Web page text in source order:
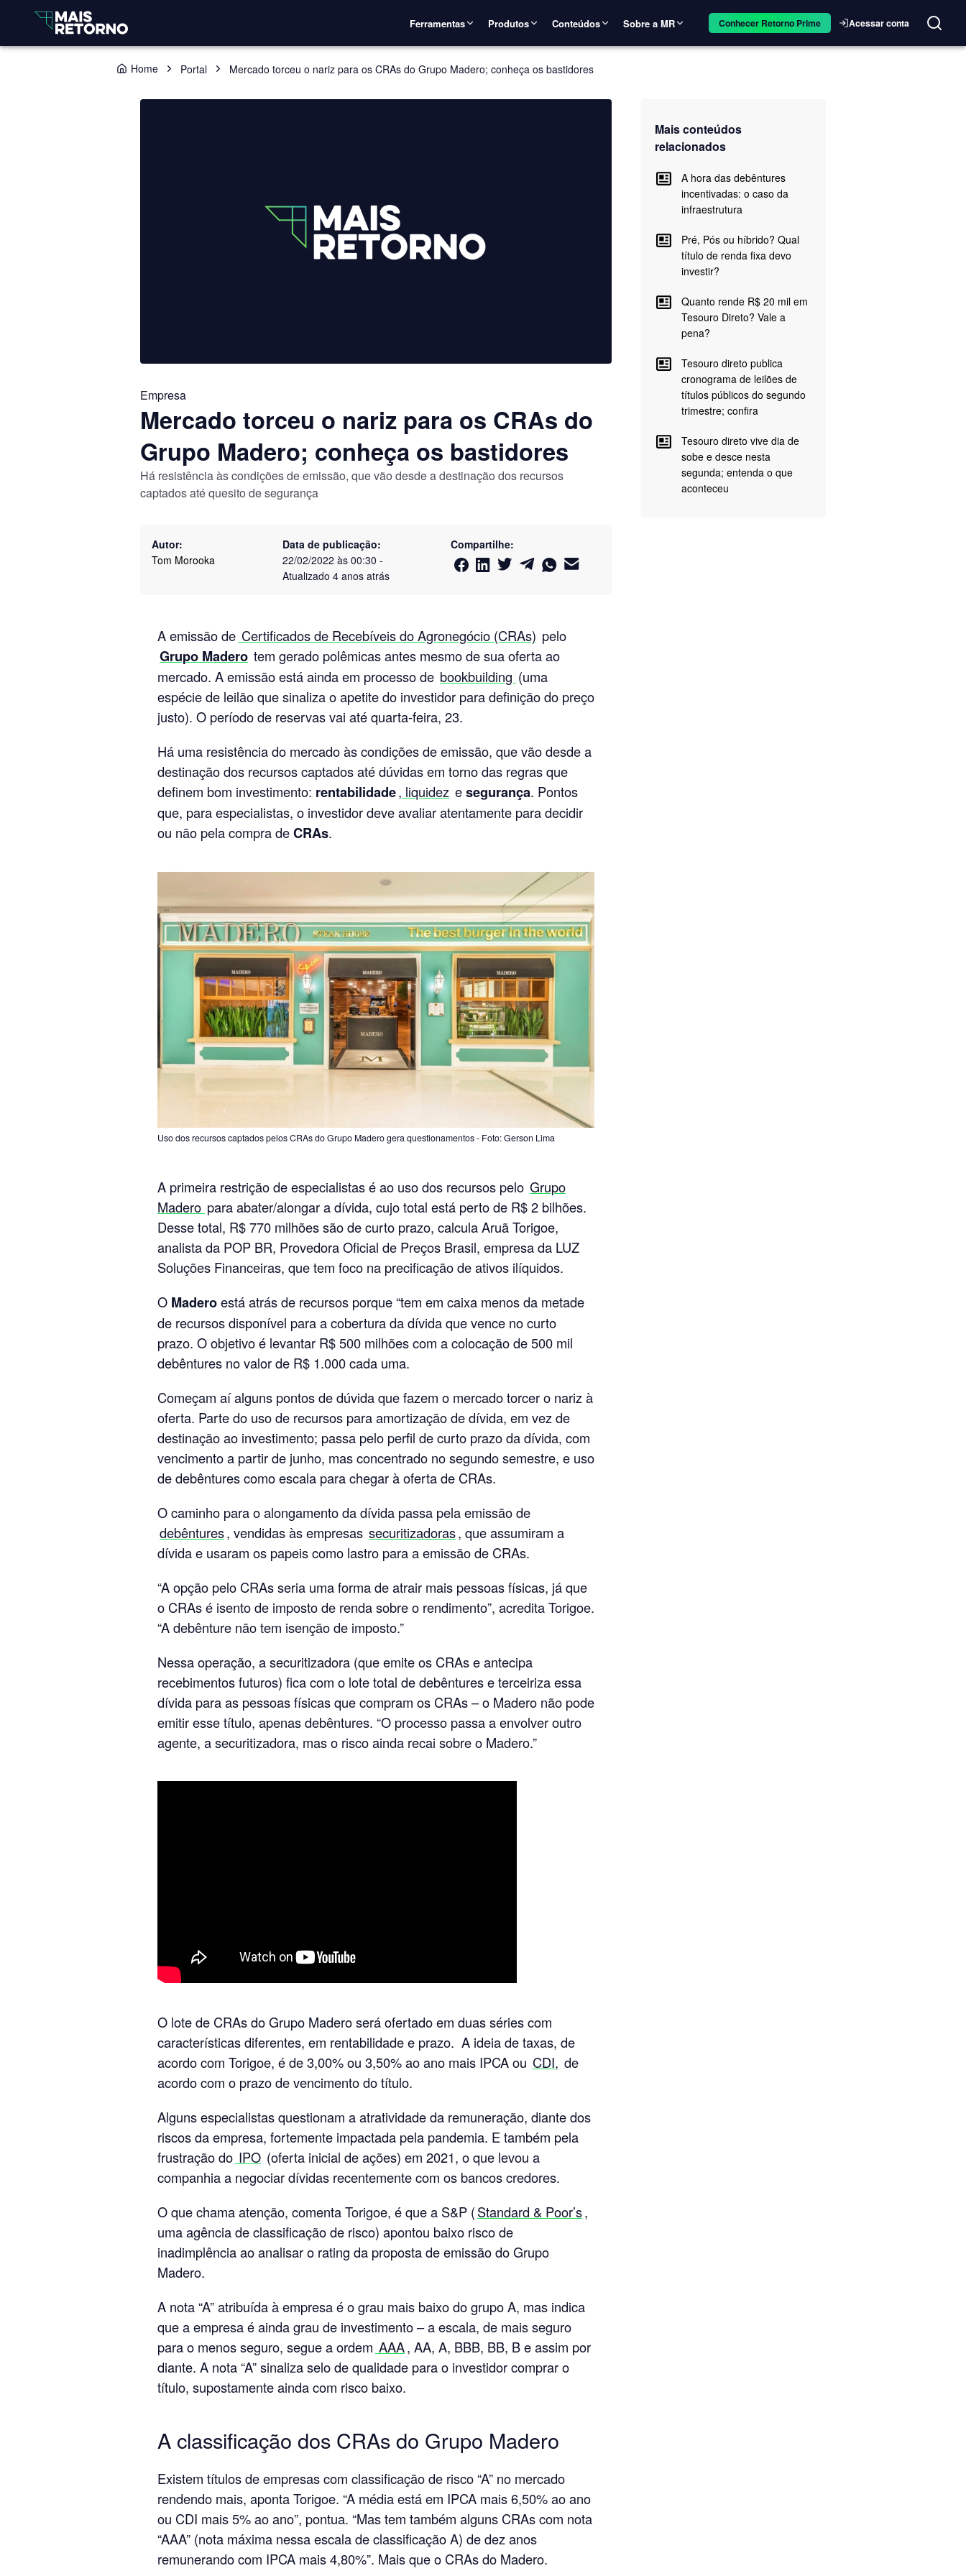
Ferramentas Produtos Conteúdos Sobre a MR Conhecer Retorno Prime Acessar conta
Home Portal Mercado torceu o nariz para os CRAs do Grupo Madero; conheça os bastidores
Empresa
Mercado torceu o nariz para os CRAs do
Grupo Madero; conheça os bastidores
Há resistência às condições de emissão, que vão desde a destinação dos recursos
captados até quesito de segurança
Autor:
Tom Morooka
Data de publicação:
22/02/2022 às 00:30 -
Atualizado 4 anos atrás
Compartilhe:
A emissão de Certificados de Recebíveis do Agronegócio (CRAs) pelo
Grupo Madero tem gerado polêmicas antes mesmo de sua oferta ao
mercado. A emissão está ainda em processo de bookbuilding (uma
espécie de leilão que sinaliza o apetite do investidor para definição do preço
justo). O período de reservas vai até quarta-feira, 23.
Há uma resistência do mercado às condições de emissão, que vão desde a
destinação dos recursos captados até dúvidas em torno das regras que
definem bom investimento: rentabilidade, liquidez esegurança. Pontos
que, para especialistas, o investidor deve avaliar atentamente para decidir
ou não pela compra deCRAs.
Uso dos recursos captados pelos CRAs do Grupo Madero gera questionamentos - Foto: Gerson Lima
A primeira restrição de especialistas é ao uso dos recursos pelo Grupo
Madero para abater/alongar a dívida, cujo total está perto de R$ 2 bilhões.
Desse total, R$ 770 milhões são de curto prazo, calcula Aruã Torigoe,
analista da POP BR, Provedora Oficial de Preços Brasil, empresa da LUZ
Soluções Financeiras, que tem foco na precificação de ativos ilíquidos.
O Maderoestá atrás de recursos porque “tem em caixa menos da metade
de recursos disponível para a cobertura da dívida que vence no curto
prazo. O objetivo é levantar R$ 500 milhões com a colocação de 500 mil
debêntures no valor de R$ 1.000 cada uma.
Começam aí alguns pontos de dúvida que fazem o mercado torcer o nariz à
oferta. Parte do uso de recursos para amortização de dívida, em vez de
destinação ao investimento; passa pelo perfil de curto prazo da dívida, com
vencimento a partir de junho, mas concentrado no segundo semestre, e uso
de debêntures como escala para chegar à oferta de CRAs.
O caminho para o alongamento da dívida passa pela emissão de
debêntures, vendidas às empresas securitizadoras, que assumiram a
dívida e usaram os papeis como lastro para a emissão de CRAs.
“A opção pelo CRAs seria uma forma de atrair mais pessoas físicas, já que
o CRAs é isento de imposto de renda sobre o rendimento”, acredita Torigoe.
“A debênture não tem isenção de imposto.”
Nessa operação, a securitizadora (que emite os CRAs e antecipa
recebimentos futuros) fica com o lote total de debêntures e terceiriza essa
dívida para as pessoas físicas que compram os CRAs – o Madero não pode
emitir esse título, apenas debêntures. “O processo passa a envolver outro
agente, a securitizadora, mas o risco ainda recai sobre o Madero.”
O lote de CRAs do Grupo Madero será ofertado em duas séries com
características diferentes, em rentabilidade e prazo. A ideia de taxas, de
acordo com Torigoe, é de 3,00% ou 3,50% ao ano mais IPCA ou CDI, de
acordo com o prazo de vencimento do título.
Alguns especialistas questionam a atratividade da remuneração, diante dos
riscos da empresa, fortemente impactada pela pandemia. E também pela
frustração do IPO (oferta inicial de ações) em 2021, o que levou a
companhia a negociar dívidas recentemente com os bancos credores.
O que chama atenção, comenta Torigoe, é que a S&P (Standard & Poor’s,
uma agência de classificação de risco) apontou baixo risco de
inadimplência ao analisar o rating da proposta de emissão do Grupo
Madero.
A nota “A” atribuída à empresa é o grau mais baixo do grupo A, mas indica
que a empresa é ainda grau de investimento – a escala, de mais seguro
para o menos seguro, segue a ordem AAA, AA, A, BBB, BB, B e assim por
diante. A nota “A” sinaliza selo de qualidade para o investidor comprar o
título, supostamente ainda com risco baixo.
A classificação dos CRAs do Grupo Madero
Existem títulos de empresas com classificação de risco “A” no mercado
rendendo mais, aponta Torigoe. “A média está em IPCA mais 6,50% ao ano
ou CDI mais 5% ao ano”, pontua. “Mas tem também alguns CRAs com nota
“AAA” (nota máxima nessa escala de classificação A) de dez anos
remunerando com IPCA mais 4,80%”. Mais que o CRAs do Madero.
Mais conteúdos
relacionados
A hora das debêntures
incentivadas: o caso da
infraestrutura
Pré, Pós ou híbrido? Qual
título de renda fixa devo
investir?
Quanto rende R$ 20 mil em
Tesouro Direto? Vale a
pena?
Tesouro direto publica
cronograma de leilões de
títulos públicos do segundo
trimestre; confira
Tesouro direto vive dia de
sobe e desce nesta
segunda; entenda o que
aconteceu